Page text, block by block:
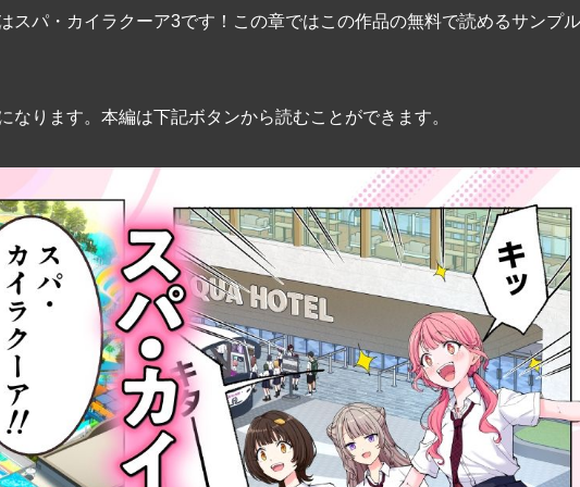
スパ・カイラクーア3です！この章ではこの作品の無料で読めるサンプル
ります。本編は下記ボタンから読むことができます。